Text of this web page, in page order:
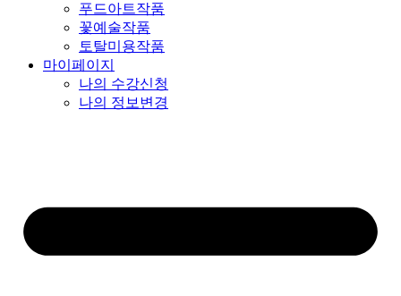
푸드아트작품
꽃예술작품
토탈미용작품
마이페이지
나의 수강신청
나의 정보변경